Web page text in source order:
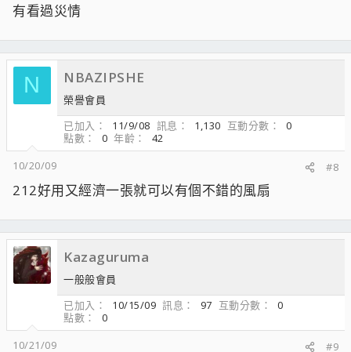
有看過災情
N NBAZIPSHE
榮譽會員
已加入
11/9/08 訊息 1,130 互動分數
0
點數
0 年齡
42
10/20/09
#8
212好用又經濟一張就可以有個不錯的風扇
Kazaguruma
一般般會員
已加入
10/15/09 訊息 97 互動分數
0
點數
0
10/21/09
#9